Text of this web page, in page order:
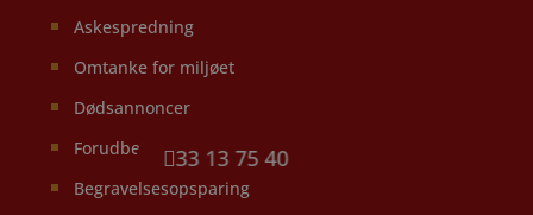
Askespredning
Omtanke for miljøet
Dødsannoncer
Forudbetalt begravelse
Begravelsesopsparing
33 13 75 40